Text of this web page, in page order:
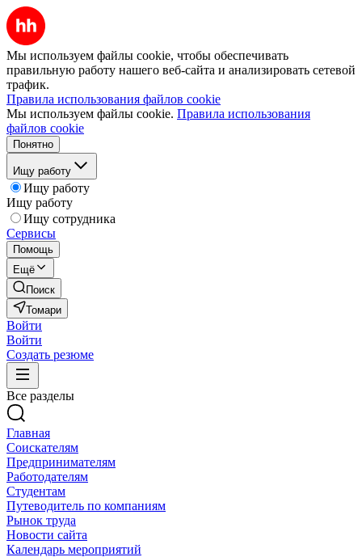
Мы используем файлы cookie, чтобы обеспечивать
правильную работу нашего веб-сайта и анализировать сетевой
трафик.
Правила использования файлов cookie
Мы используем файлы cookie. Правила использования
файлов cookie
Понятно
Ищу работу
Ищу работу
Ищу работу
Ищу сотрудника
Сервисы
Помощь
Ещё
Поиск
Томари
Войти
Войти
Создать резюме
Все разделы
Главная
Соискателям
Предпринимателям
Работодателям
Студентам
Путеводитель по компаниям
Рынок труда
Новости сайта
Календарь мероприятий